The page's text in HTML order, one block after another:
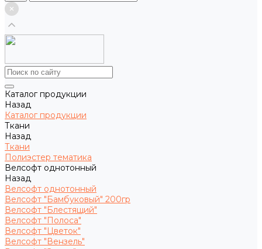
Каталог продукции
Назад
Каталог продукции
Ткани
Назад
Ткани
Полиэстер тематика
Велсофт однотонный
Назад
Велсофт однотонный
Велсофт "Бамбуковый" 200гр
Велсофт "Блестящий"
Велсофт "Полоса"
Велсофт "Цветок"
Велсофт "Вензель"